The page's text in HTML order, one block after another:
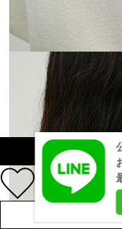
カラーを選